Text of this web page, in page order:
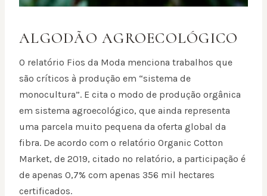
ALGODÃO AGROECOLÓGICO
O relatório Fios da Moda menciona trabalhos que
são críticos à produção em “sistema de
monocultura”. E cita o modo de produção orgânica
em sistema agroecológico, que ainda representa
uma parcela muito pequena da oferta global da
fibra. De acordo com o relatório Organic Cotton
Market, de 2019, citado no relatório, a participação é
de apenas 0,7% com apenas 356 mil hectares
certificados.